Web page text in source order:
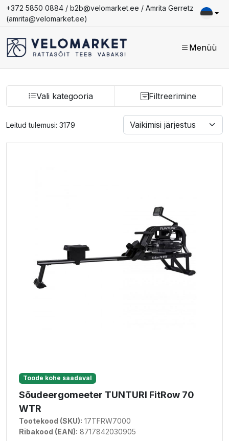
+372 5850 0884 / b2b@velomarket.ee / Amrita Gerretz
(amrita@velomarket.ee)
Menüü
Vali kategooria Filtreerimine
Leitud tulemusi: 3179
Toode kohe saadaval
Sõudeergomeeter TUNTURI FitRow 70
WTR
Tootekood (SKU): 17TFRW7000
Ribakood (EAN): 8717842030905